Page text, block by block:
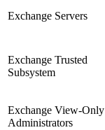
Exchange Servers
Exchange Trusted
Subsystem
Exchange View-Only
Administrators